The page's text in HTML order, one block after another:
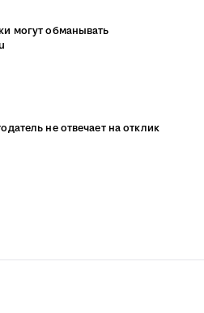
могут обманывать
не отвечает на отклик